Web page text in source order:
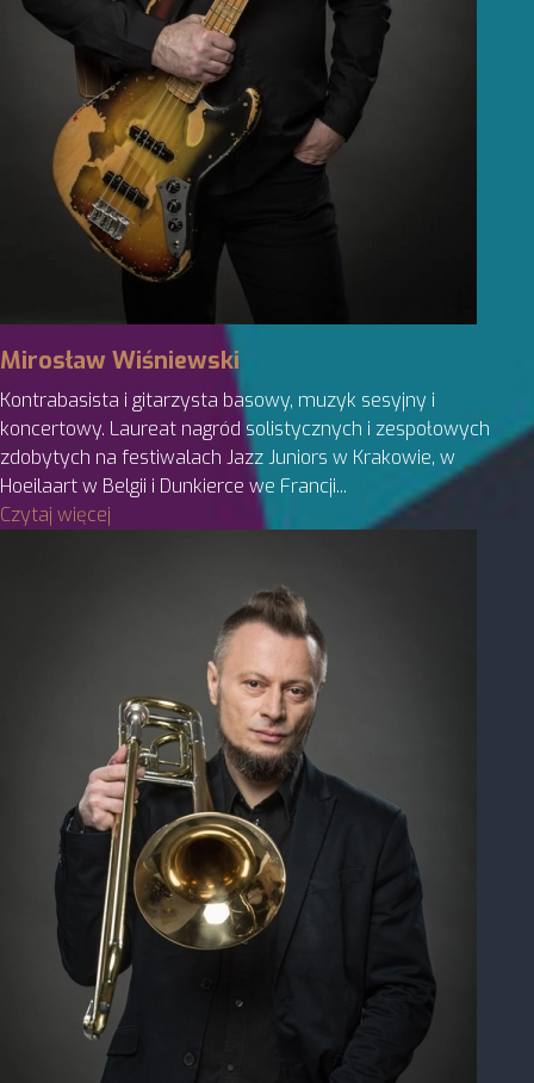
Mirosław Wiśniewski
Kontrabasista i gitarzysta basowy, muzyk sesyjny i
koncertowy. Laureat nagród solistycznych i zespołowych
zdobytych na festiwalach Jazz Juniors w Krakowie, w
Hoeilaart w Belgii i Dunkierce we Francji...
Czytaj więcej